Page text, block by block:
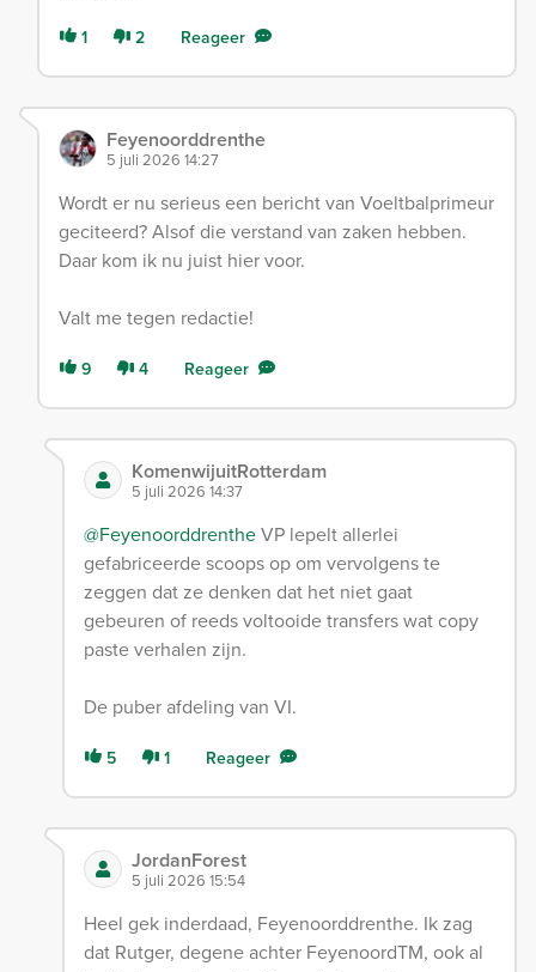
1 2 Reageer
Feyenoorddrenthe
5 juli 2026 14:27
Wordt er nu serieus een bericht van Voeltbalprimeur
geciteerd? Alsof die verstand van zaken hebben.
Daar kom ik nu juist hier voor.
Valt me tegen redactie!
9 4 Reageer
KomenwijuitRotterdam
5 juli 2026 14:37
@FeyenoorddrentheVP lepelt allerlei
gefabriceerde scoops op om vervolgens te
zeggen dat ze denken dat het niet gaat
gebeuren of reeds voltooide transfers wat copy
paste verhalen zijn.
De puber afdeling van VI.
5 1 Reageer
JordanForest
5 juli 2026 15:54
Heel gek inderdaad, Feyenoorddrenthe. Ik zag
dat Rutger, degene achter FeyenoordTM, ook al